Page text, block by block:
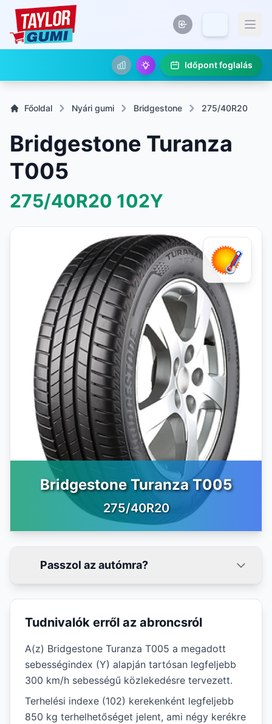
Időpont foglalás
Főoldal Nyári gumi Bridgestone 275/40R20
Bridgestone Turanza
T005
275/40R20 102Y
Bridgestone Turanza T005
275/40R20
Passzol az autómra?
Tudnivalók erről az abroncsról
A(z) Bridgestone Turanza T005 a megadott
sebességindex (Y) alapján tartósan legfeljebb
300 km/h sebességű közlekedésre tervezett.
Terhelési indexe (102) kerekenként legfeljebb
850 kg terhelhetőséget jelent, ami négy kerékre